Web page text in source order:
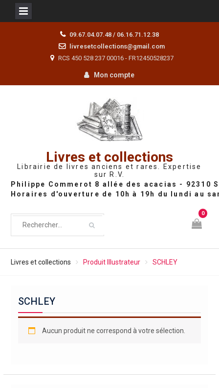
09.67.04.07.48 / 06.16.71.12.38
livresetcollections@gmail.com
RCS 450 528 237 00016 - FR12450528237
Mon compte
Livres et collections
Librairie de livres anciens et rares. Expertise
sur R.V.
0
Livres et collections Produit Illustrateur SCHLEY
SCHLEY
Aucun produit ne correspond à votre sélection.